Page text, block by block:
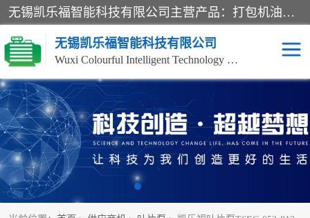
无锡凯乐福智能科技有限公司主营产品：打包机油泵、风冷式油冷却器、液压阀、液压泵、冷却器、过滤器及气动元器件。公司主导生产齿轮泵、齿轮马达、液压阀等产品。共计100多个系列、3000余种规格。覆盖了液压系统的动力元件、控制元件和执行元件，具备较强的成套供货、服务能力。
无锡凯乐福智能科技有限公司
Wuxi Colourful Intelligent Technology Co., Ltd
齿轮泵 机床冷却泵
风冷式油冷却器 叶片泵
液压马达